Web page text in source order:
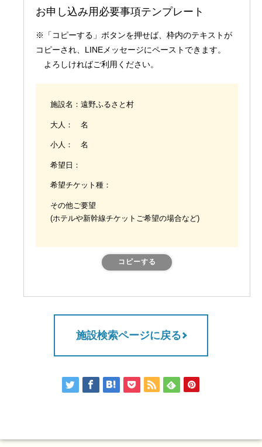
お申し込み用必要事項テンプレート
※「コピーする」ボタンを押せば、枠内のテキストが
コピーされ、LINEメッセージにペーストできます。
よろしければご利用ください。
施設名：遠野ふるさと村
大人： 名
小人： 名
希望日：
希望チケット種：
その他ご要望
(ホテルや新幹線チケットご希望の場合など)
コピーする
施設検索ページに戻る